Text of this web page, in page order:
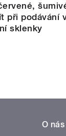
při podávání
sklenky
O nás